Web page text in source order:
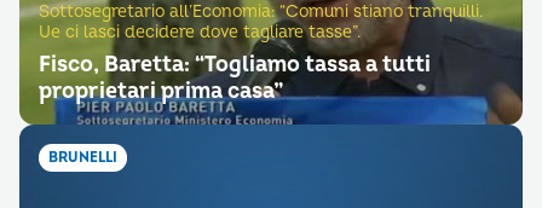
Sottosegretario all’Economia: “Comuni stiano tranquilli.
Ue ci lasci decidere dove tagliare tasse”.
Fisco, Baretta: “Togliamo tassa a tutti
proprietari prima casa”
BRUNELLI